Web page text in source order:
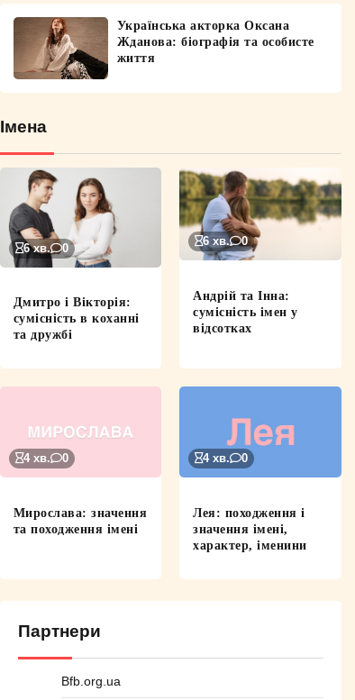
Українська акторка Оксана
Жданова: біографія та особисте
життя
Імена
6 хв. 0
Дмитро і Вікторія:
сумісність в коханні
та дружбі
6 хв. 0
Андрій та Інна:
сумісність імен у
відсотках
4 хв. 0
Мирослава: значення
та походження імені
4 хв. 0
Лея: походження і
значення імені,
характер, іменини
Партнери
Bfb.org.ua